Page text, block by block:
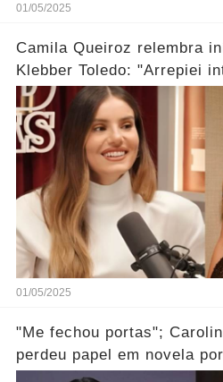
01/05/2025
Camila Queiroz relembra
Klebber Toledo: "Arrepiei
01/05/2025
"Me fechou portas";
perdeu papel em novela